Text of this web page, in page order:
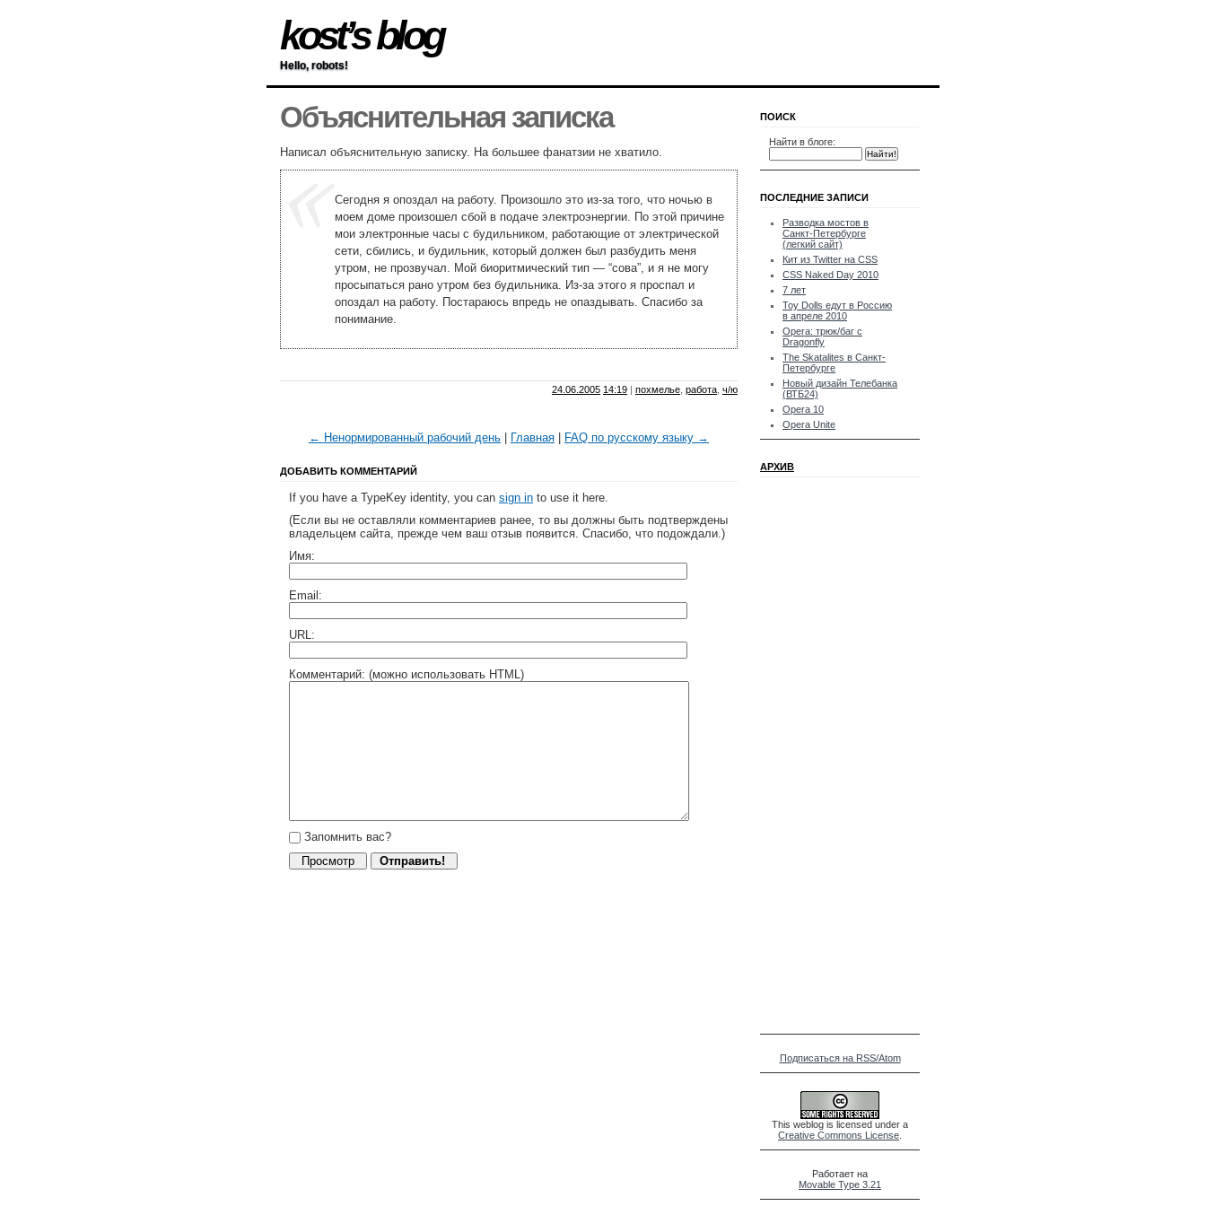
kost’s blog
Hello, robots!
Объяснительная записка
Написал объяснительную записку. На большее фанатзии не хватило.
Сегодня я опоздал на работу. Произошло это из-за того, что ночью в
моем доме произошел сбой в подаче электроэнергии. По этой причине
мои электронные часы с будильником, работающие от электрической
сети, сбились, и будильник, который должен был разбудить меня
утром, не прозвучал. Мой биоритмический тип — “сова”, и я не могу
просыпаться рано утром без будильника. Из-за этого я проспал и
опоздал на работу. Постараюсь впредь не опаздывать. Спасибо за
понимание.
24.06.2005 14:19 | похмелье работа ч/ю
← Ненормированный рабочий день Главная FAQ по русскому языку →
ДОБАВИТЬ КОММЕНТАРИЙ
If you have a TypeKey identity, you can sign in to use it here.
(Если вы не оставляли комментариев ранее, то вы должны быть подтверждены
владельцем сайта, прежде чем ваш отзыв появится. Спасибо, что подождали.)
Имя:
Email:
URL:
Комментарий: (можно использовать HTML)
Запомнить вас?
ПОИСК
Найти в блоге:
ПОСЛЕДНИЕ ЗАПИСИ
Разводка мостов в
Санкт-Петербурге
(легкий сайт)
Кит из Twitter на CSS
CSS Naked Day 2010
7 лет
Toy Dolls едут в Россию
в апреле 2010
Opera: трюк/баг с
Dragonfly
The Skatalites в Санкт-
Петербурге
Новый дизайн Телебанка
(ВТБ24)
Opera 10
Opera Unite
АРХИВ
Подписаться на RSS/Atom
This weblog is licensed under a
Creative Commons License
Работает на
Movable Type 3.21